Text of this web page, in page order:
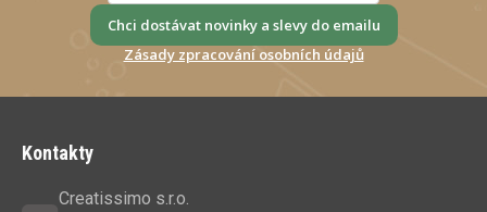
Chci dostávat novinky a slevy do emailu
Zásady zpracování osobních údajů
Kontakty
Creatissimo s.r.o.